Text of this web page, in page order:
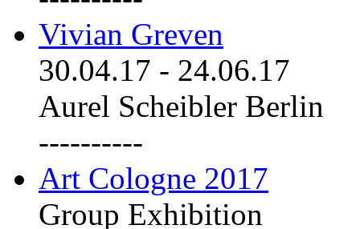
Vivian Greven
30.04.17 - 24.06.17
Aurel Scheibler Berlin
----------
Art Cologne 2017
Group Exhibition